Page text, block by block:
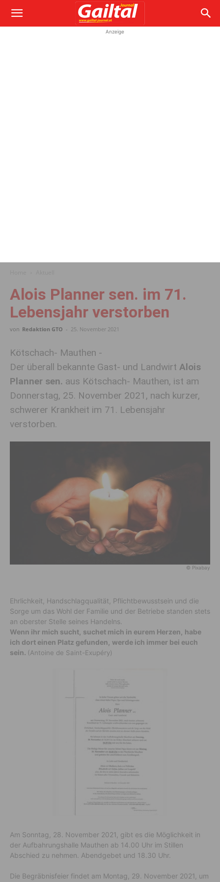
Anzeige
Alois Planner sen. im 71.
Lebensjahr verstorben
von Redaktion GTO - 25. November 2021
Kötschach- Mauthen -
Der überall bekannte Gast- und Landwirt Alois
Planner sen. aus Kötschach- Mauthen, ist am
Donnerstag, 25. November 2021, nach kurzer,
schwerer Krankheit im 71. Lebensjahr
verstorben.
© Pixabay
Ehrlichkeit, Handschlagqualität, Pflichtbewusstsein und die
Sorge um das Wohl der Familie und der Betriebe standen stets
an oberster Stelle seines Handelns.
Wenn ihr mich sucht, suchet mich in eurem Herzen, habe
ich dort einen Platz gefunden, werde ich immer bei euch
sein. (Antoine de Saint-Exupéry)
Am Sonntag, 28. November 2021, gibt es die Möglichkeit in
der Aufbahrungshalle Mauthen ab 14.00 Uhr im Stillen
Abschied zu nehmen. Abendgebet und 18.30 Uhr.
Die Begräbnisfeier findet am Montag, 29. November 2021, um